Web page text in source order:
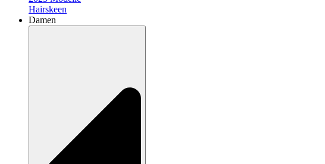
Hairskeen
Damen